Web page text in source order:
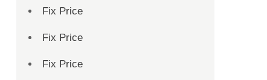
Fix Price
Fix Price
Fix Price